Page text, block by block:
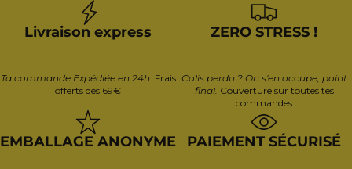
Livraison express
Ta commande Expédiée en 24h. Frais
offerts dès 69€
ZERO STRESS !
Colis perdu ? On s'en occupe, point
final. Couverture sur toutes tes
commandes
EMBALLAGE ANONYME PAIEMENT SÉCURISÉ